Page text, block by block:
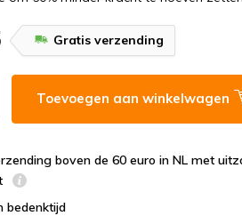
Gratis verzending
Toevoegen aan winkelwagen
boven de 60 euro in NL met
bedenktijd